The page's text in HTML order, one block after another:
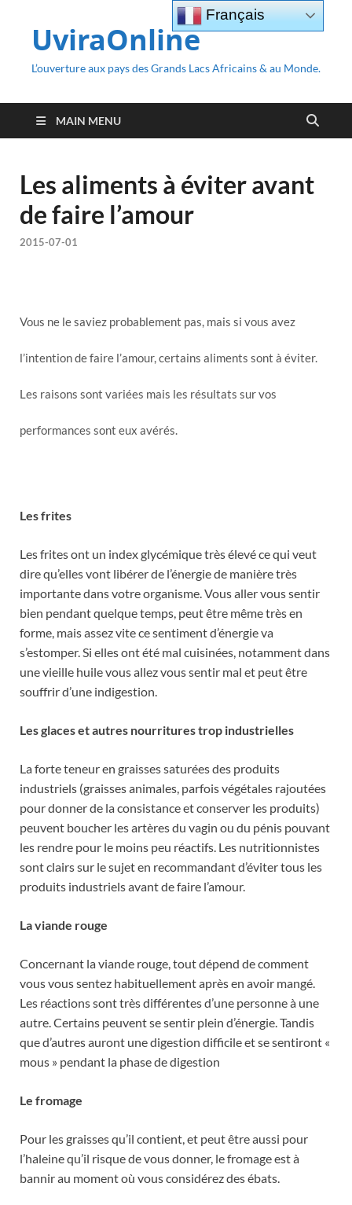
UviraOnline
L’ouverture aux pays des Grands Lacs Africains & au Monde.
MAIN MENU
Les aliments à éviter avant
de faire l’amour
2015-07-01
Vous ne le saviez probablement pas, mais si vous avez
l’intention de faire l’amour, certains aliments sont à éviter.
Les raisons sont variées mais les résultats sur vos
performances sont eux avérés.
Les frites
Les frites ont un index glycémique très élevé ce qui veut
dire qu’elles vont libérer de l’énergie de manière très
importante dans votre organisme. Vous aller vous sentir
bien pendant quelque temps, peut être même très en
forme, mais assez vite ce sentiment d’énergie va
s’estomper. Si elles ont été mal cuisinées, notamment dans
une vieille huile vous allez vous sentir mal et peut être
souffrir d’une indigestion.
Les glaces et autres nourritures trop industrielles
La forte teneur en graisses saturées des produits
industriels (graisses animales, parfois végétales rajoutées
pour donner de la consistance et conserver les produits)
peuvent boucher les artères du vagin ou du pénis pouvant
les rendre pour le moins peu réactifs. Les nutritionnistes
sont clairs sur le sujet en recommandant d’éviter tous les
produits industriels avant de faire l’amour.
La viande rouge
Concernant la viande rouge, tout dépend de comment
vous vous sentez habituellement après en avoir mangé.
Les réactions sont très différentes d’une personne à une
autre. Certains peuvent se sentir plein d’énergie. Tandis
que d’autres auront une digestion difficile et se sentiront «
mous » pendant la phase de digestion
Le fromage
Pour les graisses qu’il contient, et peut être aussi pour
l’haleine qu’il risque de vous donner, le fromage est à
bannir au moment où vous considérez des ébats.
Français